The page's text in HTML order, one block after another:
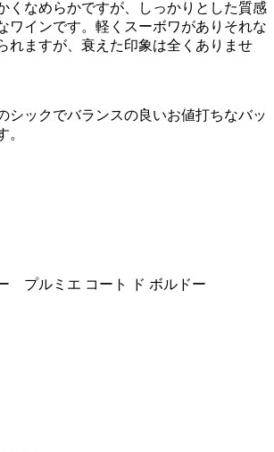
くなめらかですが、しっかりとした質感
ワインです。軽くスーボワがありそれな
れますが、衰えた印象は全くありませ
シックでバランスの良いお値打ちなバッ
。
プルミエ コート ド ボルドー